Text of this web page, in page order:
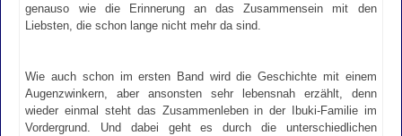
genauso wie die Erinnerung an das Zusammensein mit den
Liebsten, die schon lange nicht mehr da sind.
Wie auch schon im ersten Band wird die Geschichte mit einem
Augenzwinkern, aber ansonsten sehr lebensnah erzählt, denn
wieder einmal steht das Zusammenleben in der Ibuki-Familie im
Vordergrund. Und dabei geht es durch die unterschiedlichen